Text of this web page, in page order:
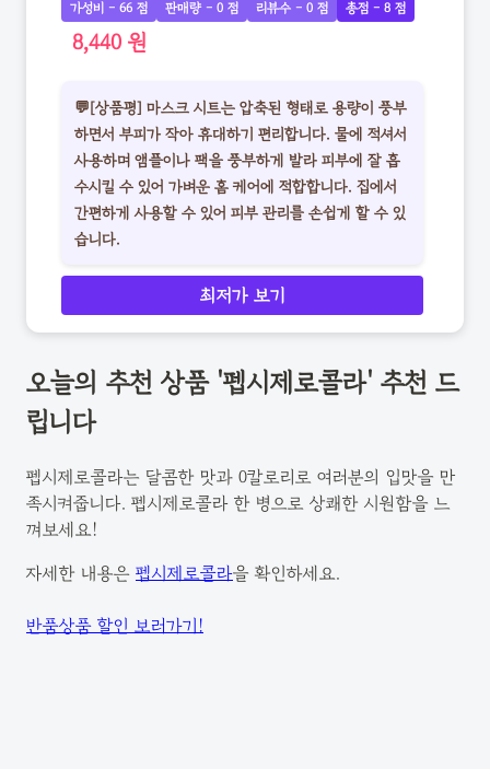
가성비 - 66 점 판매량 - 0 점 리뷰수 - 0 점 총점 - 8 점
8,440 원
💬[상품평] 마스크 시트는 압축된 형태로 용량이 풍부
하면서 부피가 작아 휴대하기 편리합니다. 물에 적셔서
사용하며 앰플이나 팩을 풍부하게 발라 피부에 잘 흡
수시킬 수 있어 가벼운 홈 케어에 적합합니다. 집에서
간편하게 사용할 수 있어 피부 관리를 손쉽게 할 수 있
습니다.
최저가 보기
오늘의 추천 상품 '펩시제로콜라' 추천 드
립니다
펩시제로콜라는 달콤한 맛과 0칼로리로 여러분의 입맛을 만
족시켜줍니다. 펩시제로콜라 한 병으로 상쾌한 시원함을 느
껴보세요!
자세한 내용은 펩시제로콜라을 확인하세요.
반품상품 할인 보러가기!